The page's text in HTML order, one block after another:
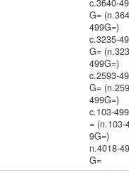
c.3640-
G=
499G=)
c.3235-
G=
499G=)
c.2593-
G=
499G=)
c.103-
= (n.103-
9G=)
n.4018-
G=